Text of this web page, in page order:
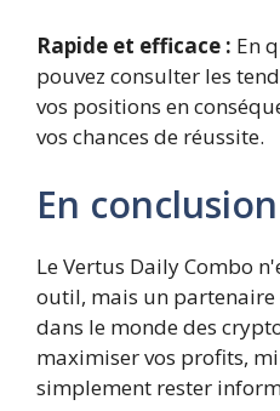
Rapide et efficace : En
pouvez consulter les
vos positions en
vos chances de réussite.
En conclusion
Le Vertus Daily Combo
outil, mais un partenaire
dans le monde des
maximiser vos profits,
simplement rester